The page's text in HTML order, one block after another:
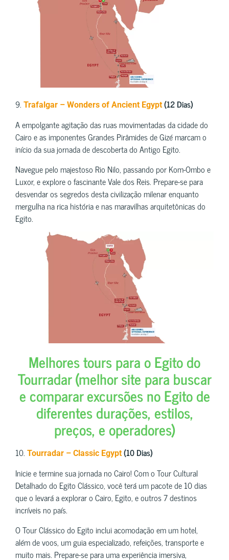
9. Trafalgar – Wonders of Ancient Egypt (12 Dias)
A empolgante agitação das ruas movimentadas da cidade do
Cairo e as imponentes Grandes Pirâmides de Gizé marcam o
início da sua jornada de descoberta do Antigo Egito.
Navegue pelo majestoso Rio Nilo, passando por Kom-Ombo e
Luxor, e explore o fascinante Vale dos Reis. Prepare-se para
desvendar os segredos desta civilização milenar enquanto
mergulha na rica história e nas maravilhas arquitetônicas do
Egito.
Melhores tours para o Egito do
Tourradar (melhor site para buscar
e comparar excursões no Egito de
diferentes durações, estilos,
preços, e operadores)
10. Tourradar – Classic Egypt (10 Dias)
Inicie e termine sua jornada no Cairo! Com o Tour Cultural
Detalhado do Egito Clássico, você terá um pacote de 10 dias
que o levará a explorar o Cairo, Egito, e outros 7 destinos
incríveis no país.
O Tour Clássico do Egito inclui acomodação em um hotel,
além de voos, um guia especializado, refeições, transporte e
muito mais. Prepare-se para uma experiência imersiva,